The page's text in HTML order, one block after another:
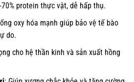
protein thực vật, dễ hấp thụ.
oxy hóa mạnh giúp bảo vệ tế bào
do.
cho hệ thần kinh và sản xuất hồng